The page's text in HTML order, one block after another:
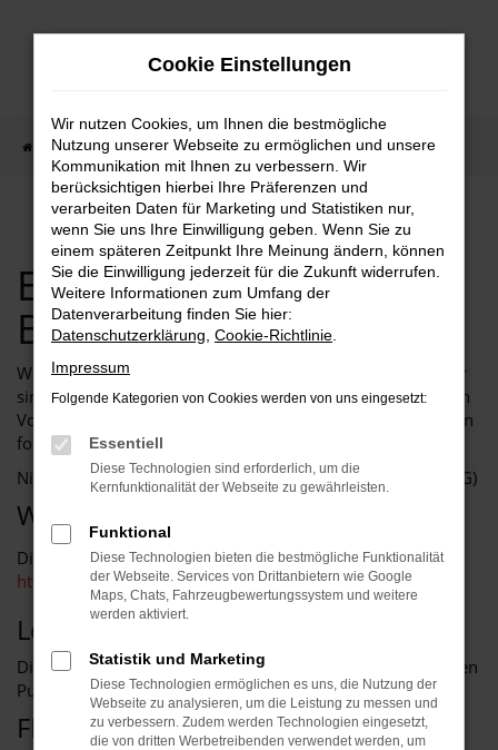
Zum
Startseite Barrierefreiheit
Erklärung zur
Barrierefreiheit
Wir (https://www.ktw-hildesheim.de/) als Websitebetreiber
sind bemüht, die Website in Einklang mit den einschlägigen
Vorschriften zur Barrierefreiheit zu gestalten. Für uns gelten
folgende Rechtsvorschriften:
Niedersächsisches Behindertengleichstellungsgesetz (NBGG)
WEBSITE
Diese Erklärung zur Barrierefreiheit gilt für die Website
https://www.ktw-hildesheim.de/.
Letzte Aktualisierung der Website
Diese Website wurde zuletzt am 25.06.2025 in wesentlichen
Punkten inhaltlich überarbeitet.
FEEDBACK UND KONTAKTANGABEN
Cookie Einstellungen
Wir nutzen Cookies, um Ihnen die bestmögliche
Nutzung unserer Webseite zu ermöglichen und unsere
Kommunikation mit Ihnen zu verbessern. Wir
berücksichtigen hierbei Ihre Präferenzen und
verarbeiten Daten für Marketing und Statistiken nur,
wenn Sie uns Ihre Einwilligung geben. Wenn Sie zu
einem späteren Zeitpunkt Ihre Meinung ändern, können
Sie die Einwilligung jederzeit für die Zukunft widerrufen.
Weitere Informationen zum Umfang der
Datenverarbeitung finden Sie hier:
Datenschutzerklärung Cookie-Richtlinie
Impressum
Folgende Kategorien von Cookies werden von uns eingesetzt:
Essentiell
Diese Technologien sind erforderlich, um die
Kernfunktionalität der Webseite zu gewährleisten.
Funktional
Diese Technologien bieten die bestmögliche Funktionalität
der Webseite. Services von Drittanbietern wie Google
Maps, Chats, Fahrzeugbewertungssystem und weitere
werden aktiviert.
Statistik und Marketing
Diese Technologien ermöglichen es uns, die Nutzung der
Webseite zu analysieren, um die Leistung zu messen und
zu verbessern. Zudem werden Technologien eingesetzt,
die von dritten Werbetreibenden verwendet werden, um